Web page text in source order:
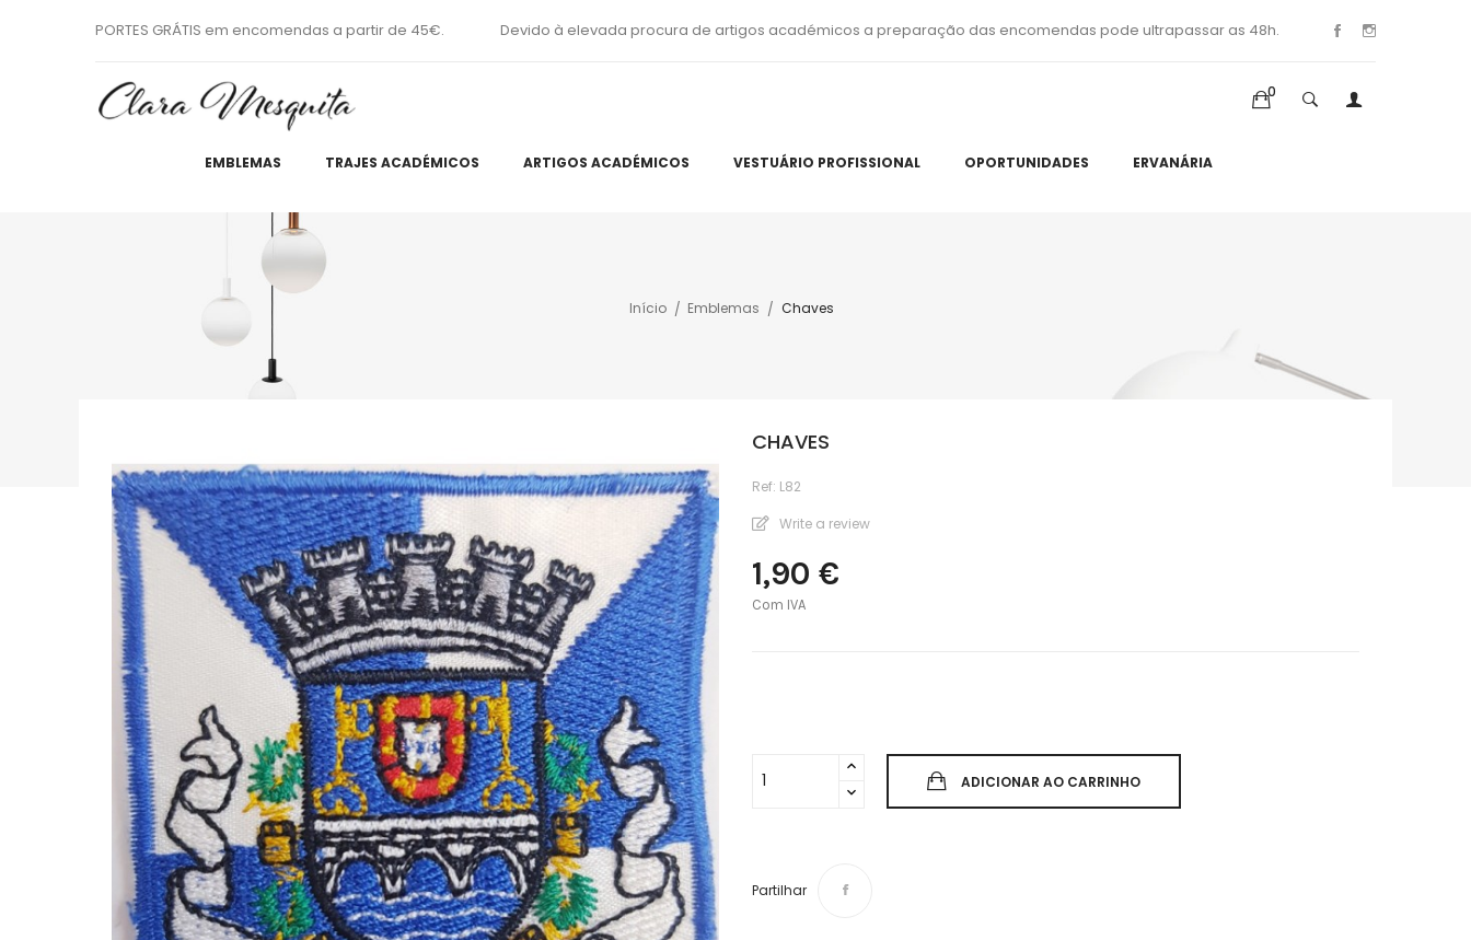
PORTES GRÁTIS em encomendas a partir de 45€. Devido à elevada procura de artigos académicos a preparação das encomendas pode ultrapassar as 48h.
0
EMBLEMAS TRAJES ACADÉMICOS ARTIGOS ACADÉMICOS VESTUÁRIO PROFISSIONAL OPORTUNIDADES ERVANÁRIA
Início Emblemas Chaves
CHAVES
Ref: L82
Write a review
1,90 €
Com IVA
ADICIONAR AO CARRINHO
Partilhar